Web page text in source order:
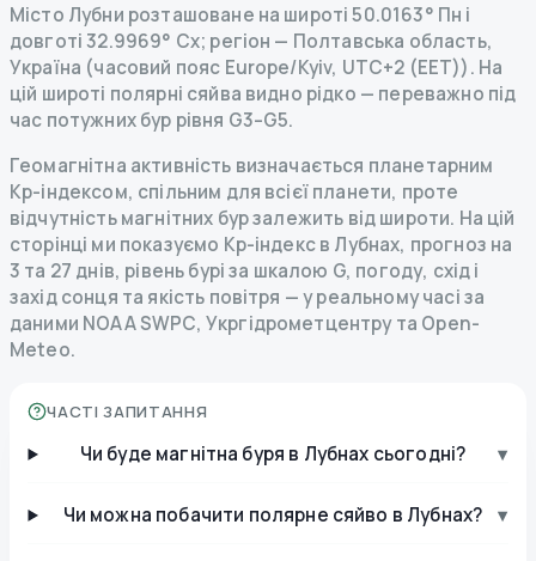
Місто Лубни розташоване на широті 50.0163° Пн і
довготі 32.9969° Сх; регіон — Полтавська область,
Україна (часовий пояс Europe/Kyiv, UTC+2 (EET)). На
цій широті полярні сяйва видно рідко — переважно під
час потужних бур рівня G3–G5.
Геомагнітна активність визначається планетарним
Kp-індексом, спільним для всієї планети, проте
відчутність магнітних бур залежить від широти. На цій
сторінці ми показуємо Kp-індекс в Лубнах, прогноз на
3 та 27 днів, рівень бурі за шкалою G, погоду, схід і
захід сонця та якість повітря — у реальному часі за
даними NOAA SWPC, Укргідрометцентру та Open-
Meteo.
ЧАСТІ ЗАПИТАННЯ
Чи буде магнітна буря в Лубнах сьогодні? ▾
Чи можна побачити полярне сяйво в Лубнах? ▾